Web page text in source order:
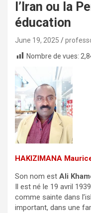
l’Iran ou la
éducation
June 19, 2025
Nombre de vues:
HAKIZIMANA
Son nom est Ali
Il est né le 19 avril
comme sainte dans
important, dans une